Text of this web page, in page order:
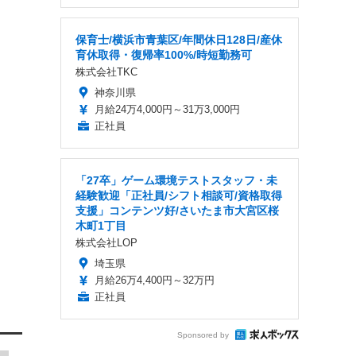
保育士/横浜市青葉区/年間休日128日/産休
育休取得・復帰率100%/時短勤務可
株式会社TKC
神奈川県
月給24万4,000円～31万3,000円
正社員
「27卒」ゲーム環境テストスタッフ・未
経験歓迎「正社員/シフト相談可/資格取得
支援」コンテンツ好/さいたま市大宮区桜
木町1丁目
株式会社LOP
埼玉県
月給26万4,400円～32万円
正社員
Sponsored by